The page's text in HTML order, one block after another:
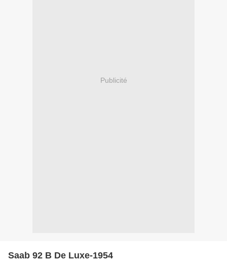
Publicité
Saab 92 B De Luxe-1954